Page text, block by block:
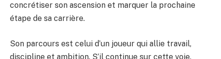
concrétiser son ascension et marquer la prochaine
étape de sa carrière.
Son parcours est celui d’un joueur qui allie travail,
discipline et ambition. S’il continue sur cette voie,